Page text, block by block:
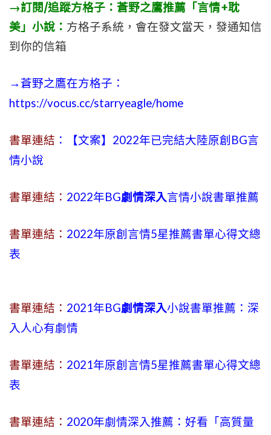
→訂閱/追蹤方格子：蒼野之鷹推薦「言情+耽
美」小說： 方格子系統，會在發文當天，發通知信
到你的信箱
→蒼野之鷹在方格子：
https://vocus.cc/starryeagle/home
書單連結 ：【文案】2022年已完結大陸原創BG言
情小說
書單連結： 2022年BG劇情深入言情小說書單推薦
書單連結： 2022年原創言情5星推薦書單心得文總
表
書單連結： 2021年BG劇情深入小說書單推薦：深
入人心有劇情
書單連結： 2021年原創言情5星推薦書單心得文總
表
書單連結： 2020年劇情深入推薦：好看「高質量